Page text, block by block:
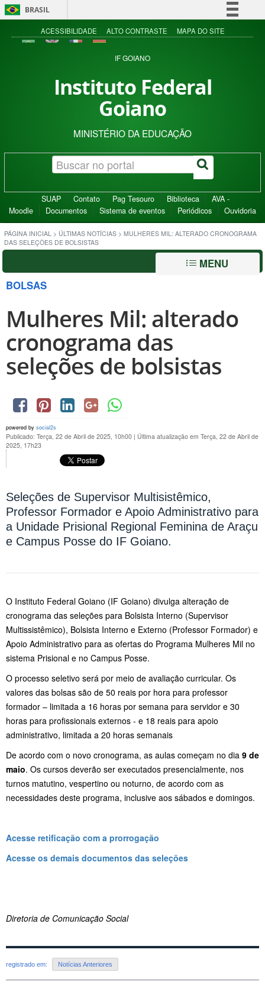
BRASIL
Simplifique!
Acesso à informação
ACESSIBILIDADE ALTO CONTRASTE MAPA DO SITE
IF GOIANO
Instituto Federal
Goiano
MINISTÉRIO DA EDUCAÇÃO
SUAP Contato Pag Tesouro Biblioteca
AVA -
Moodle
Documentos Sistema de eventos Periódicos Ouvidoria
PÁGINA INICIAL > ÚLTIMAS NOTÍCIAS > MULHERES MIL: ALTERADO CRONOGRAMA
DAS SELEÇÕES DE BOLSISTAS
MENU
BOLSAS
Mulheres Mil: alterado
cronograma das
seleções de bolsistas
powered by social2s
Publicado: Terça, 22 de Abril de 2025, 10h00 | Última atualização em Terça, 22 de Abril de
2025, 17h23
Seleções de Supervisor Multisistêmico,
Professor Formador e Apoio Administrativo para
a Unidade Prisional Regional Feminina de Araçu
e Campus Posse do IF Goiano.
O Instituto Federal Goiano (IF Goiano) divulga alteração de
cronograma das seleções para Bolsista Interno (Supervisor
Multissistêmico), Bolsista Interno e Externo (Professor Formador) e
Apoio Administrativo para as ofertas do Programa Mulheres Mil no
sistema Prisional e no Campus Posse.
O processo seletivo será por meio de avaliação curricular. Os
valores das bolsas são de 50 reais por hora para professor
formador – limitada a 16 horas por semana para servidor e 30
horas para profissionais externos - e 18 reais para apoio
administrativo, limitada a 20 horas semanais
De acordo com o novo cronograma, as aulas começam no dia 9 de
maio. Os cursos deverão ser executados presencialmente, nos
turnos matutino, vespertino ou noturno, de acordo com as
necessidades deste programa, inclusive aos sábados e domingos.
Acesse retificação com a prorrogação
Acesse os demais documentos das seleções
Diretoria de Comunicação Social
registrado em: Notícias Anteriores